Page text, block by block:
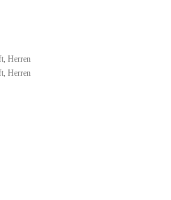
Herren
Herren